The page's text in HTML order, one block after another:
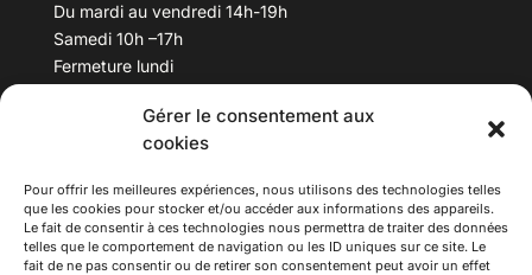
Gérer le consentement aux
cookies
Pour offrir les meilleures expériences, nous utilisons des technologies telles
que les cookies pour stocker et/ou accéder aux informations des appareils.
Le fait de consentir à ces technologies nous permettra de traiter des données
telles que le comportement de navigation ou les ID uniques sur ce site. Le
fait de ne pas consentir ou de retirer son consentement peut avoir un effet
Du mardi au vendredi 14h-19h
Samedi 10h –17h
Fermeture lundi
Téléphone : 04 78 53 06 40
maisondesculturesasiatiques@asiexpo.com